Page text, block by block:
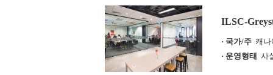
ILSC-
· 국가/주 캐나
· 운영형태 사